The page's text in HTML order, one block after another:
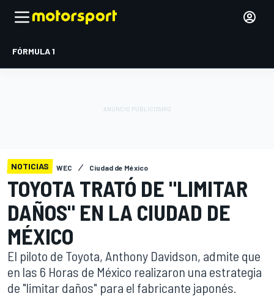
FÓRMULA 1
NOTICIAS WEC Ciudad de México
TOYOTA TRATÓ DE "LIMITAR
DAÑOS" EN LA CIUDAD DE
MÉXICO
El piloto de Toyota, Anthony Davidson, admite que
en las 6 Horas de México realizaron una estrategia
de "limitar daños" para el fabricante japonés.